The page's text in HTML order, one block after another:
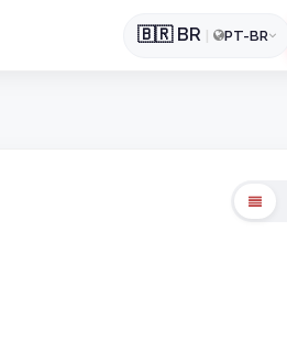
🇧🇷 BR | PT-BR